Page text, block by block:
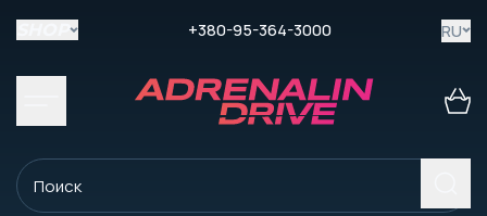
+380-95-364-3000 RU